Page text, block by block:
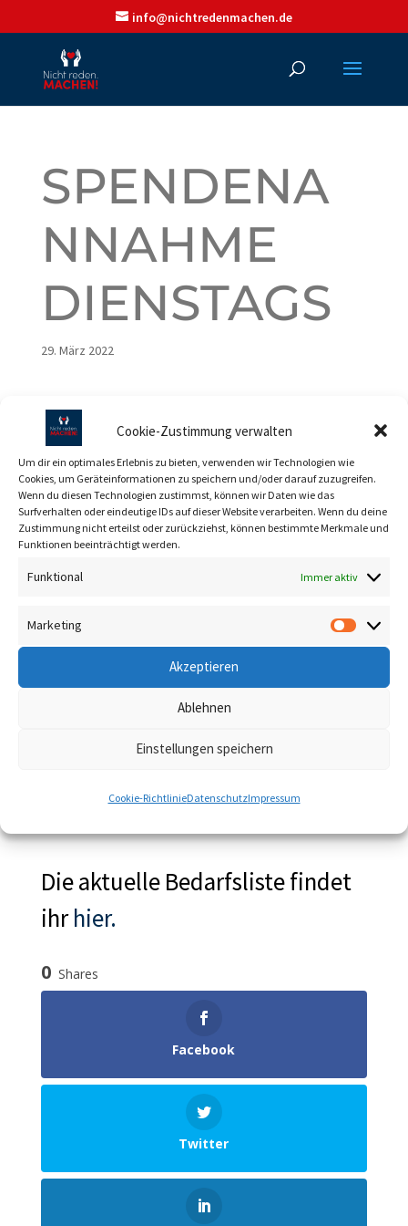
Cookie-Zustimmung verwalten
Um dir ein optimales Erlebnis zu bieten, verwenden wir Technologien wie
Cookies, um Geräteinformationen zu speichern und/oder darauf zuzugreifen.
Wenn du diesen Technologien zustimmst, können wir Daten wie das
Surfverhalten oder eindeutige IDs auf dieser Website verarbeiten. Wenn du deine
Zustimmung nicht erteilst oder zurückziehst, können bestimmte Merkmale und
Funktionen beeinträchtigt werden.
Funktional Immer aktiv
Marketing
Akzeptieren
Ablehnen
Einstellungen speichern
Cookie-RichtlinieDatenschutzImpressum
info@nichtredenmachen.de
SPENDENA
NNAHME
DIENSTAGS
29. März 2022
Datum/Zeit
Date(s) — 29. März 2022
17:00 — 20:00
Ver­anstal­tung­sort
Kat­e­gorien
Die aktuelle Bedarf­s­liste find­et
ihrhier.
0 Shares
Face­book
Twit­ter